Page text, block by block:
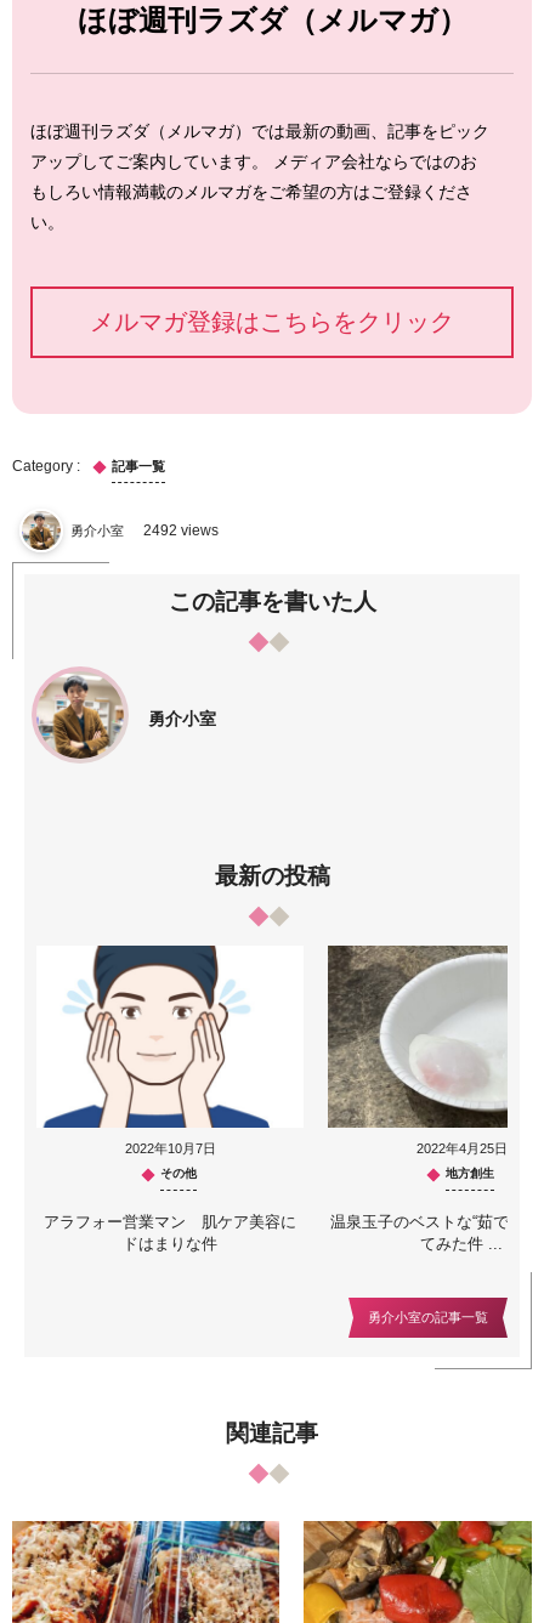
ほぼ週刊ラズダ（メルマガ）
ほぼ週刊ラズダ（メルマガ）では最新の動画、記事をピック
アップしてご案内しています。 メディア会社ならではのお
もしろい情報満載のメルマガをご希望の方はご登録くださ
い。
メルマガ登録はこちらをクリック
記事一覧
勇介小室 2492 views
この記事を書いた人
勇介小室
最新の投稿
2022年10月7日
その他
アラフォー営業マン 肌ケア美容に
ドはまりな件
2022年4月25日
地方創生
温泉玉子のベストな“茹で時間
てみた件 ...
勇介小室の記事一覧
関連記事